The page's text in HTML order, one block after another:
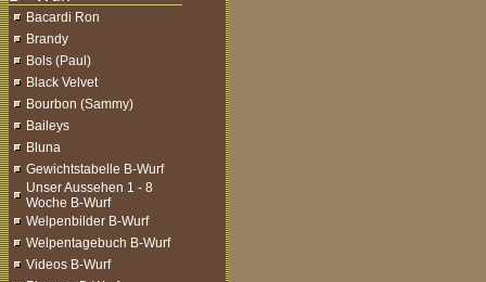
Bacardi Ron
Brandy
Bols (Paul)
Black Velvet
Bourbon (Sammy)
Baileys
Bluna
Gewichtstabelle B-Wurf
Unser Aussehen 1 - 8
Woche B-Wurf
Welpenbilder B-Wurf
Welpentagebuch B-Wurf
Videos B-Wurf